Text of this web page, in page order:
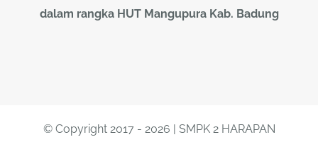
dalam rangka HUT Mangupura Kab. Badung
© Copyright 2017 - 2026 | SMPK 2 HARAPAN